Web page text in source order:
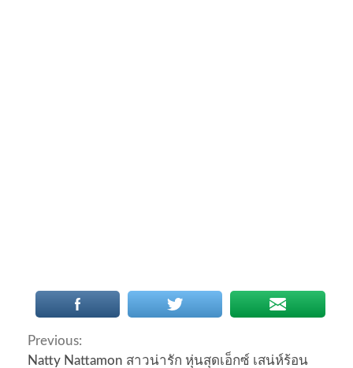
Continue
Previous:
Natty Nattamon สาวน่ารัก หุ่นสุดเอ็กซ์ เสน่ห์ร้อน